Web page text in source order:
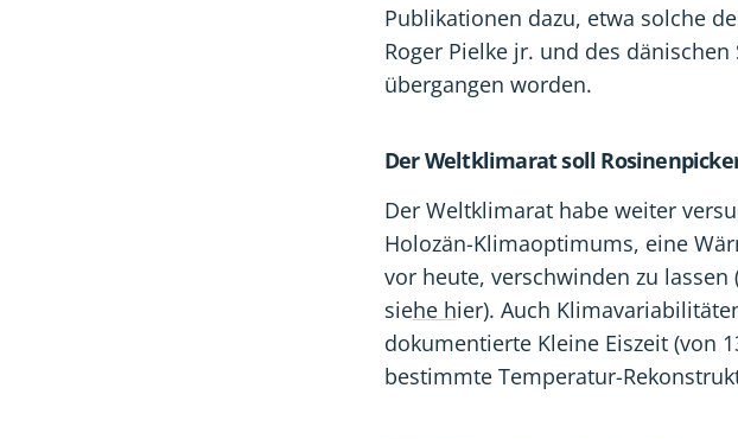
Publikationen dazu, etwa solche
Roger Pielke jr. und des
übergangen worden.
Der Weltklimarat soll
Der Weltklimarat habe weiter
Holozän-Klimaoptimums, eine
vor heute, verschwinden zu
siehe hier). Auch
dokumentierte Kleine Eiszeit (von
bestimmte Temperatur-